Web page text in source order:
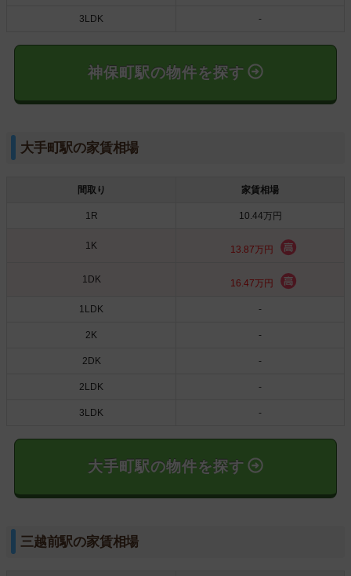
3LDK -
神保町駅の物件を探す
大手町駅の家賃相場
間取り 家賃相場
1R 10.44万円
1K 13.87万円
1DK 16.47万円
1LDK -
2K -
2DK -
2LDK -
3LDK -
大手町駅の物件を探す
三越前駅の家賃相場